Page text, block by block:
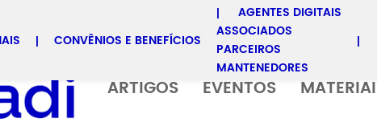
CONVÊNIOS E BENEFÍCIOS
AGENTES DIGITAIS
ASSOCIADOS
PARCEIROS
MANTENEDORES
ARTIGOS EVENTOS